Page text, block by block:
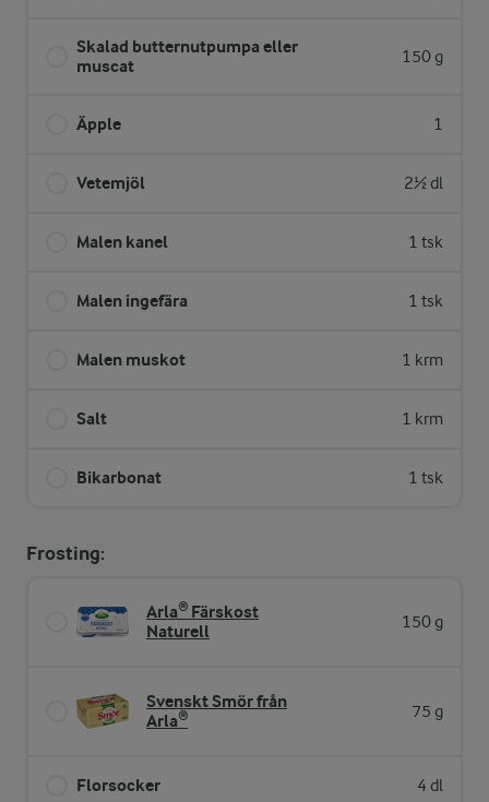
Skalad butternutpumpa eller
muscat
150 g
Äpple 1
Vetemjöl 2½ dl
Malen kanel 1 tsk
Malen ingefära 1 tsk
Malen muskot 1 krm
Salt 1 krm
Bikarbonat 1 tsk
Frosting:
Arla® Färskost
Naturell
150 g
Svenskt Smör från
Arla®
75 g
Florsocker 4 dl